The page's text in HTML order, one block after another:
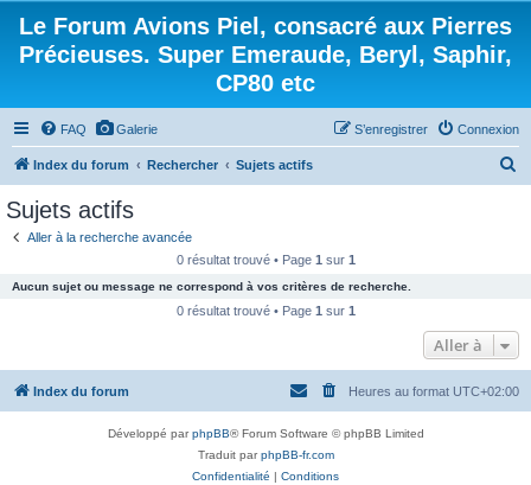
Le Forum Avions Piel, consacré aux Pierres
Précieuses. Super Emeraude, Beryl, Saphir,
CP80 etc
FAQ Galerie Connexion
S’enregistrer
Index du forum Rechercher Sujets actifs
c
e
Sujets actifs
Aller à la recherche avancée
0 résultat trouvé • Page 1 sur 1
Aucun sujet ou message ne correspond à vos critères de recherche.
0 résultat trouvé • Page 1 sur 1
Aller à
Index du forum Heures au format UTC+02:00
Développé parphpBB® Forum Software © phpBB Limited
Traduit parphpBB-fr.com
Confidentialité | Conditions